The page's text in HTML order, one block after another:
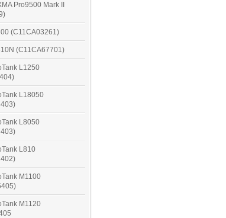
Pro9500 Mark II
(C11CA03261)
(C11CA67701)
L1250
L18050
L8050
L810
M1100
M1120